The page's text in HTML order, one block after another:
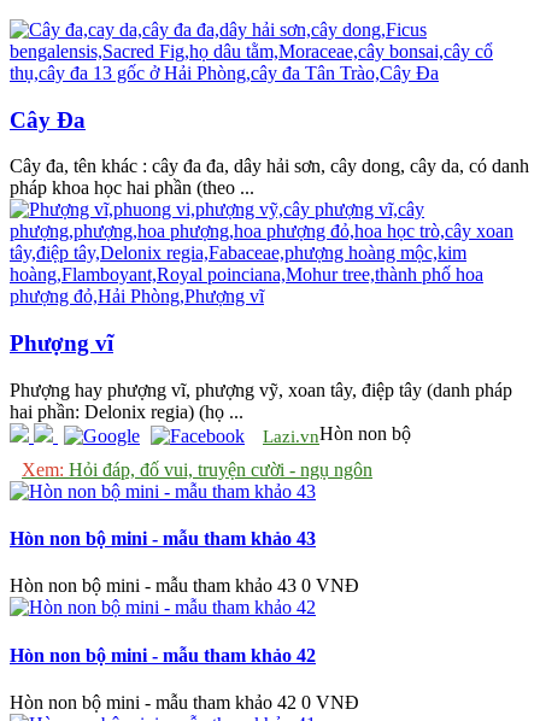
Cây Đa
Cây đa, tên khác : cây đa đa, dây hải sơn, cây dong, cây da, có danh
pháp khoa học hai phần (theo ...
Phượng vĩ
Phượng hay phượng vĩ, phượng vỹ, xoan tây, điệp tây (danh pháp
hai phần: Delonix regia) (họ ...
Lazi.vn
Xem: Hỏi đáp, đố vui, truyện cười - ngụ ngôn
Hòn non bộ
Hòn non bộ mini - mẫu tham khảo 43
Hòn non bộ mini - mẫu tham khảo 43 0 VNĐ
Hòn non bộ mini - mẫu tham khảo 42
Hòn non bộ mini - mẫu tham khảo 42 0 VNĐ